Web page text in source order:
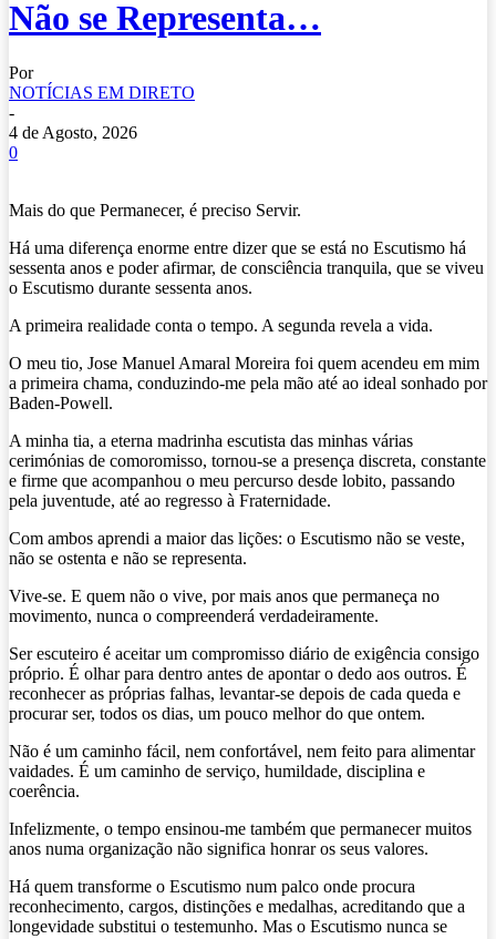
Não se Representa…
Por
NOTÍCIAS EM DIRETO
-
4 de Agosto, 2026
0
Mais do que Permanecer, é preciso Servir.
Há uma diferença enorme entre dizer que se está no Escutismo há
sessenta anos e poder afirmar, de consciência tranquila, que se viveu
o Escutismo durante sessenta anos.
A primeira realidade conta o tempo. A segunda revela a vida.
O meu tio, Jose Manuel Amaral Moreira foi quem acendeu em mim
a primeira chama, conduzindo-me pela mão até ao ideal sonhado por
Baden-Powell.
A minha tia, a eterna madrinha escutista das minhas várias
cerimónias de comoromisso, tornou-se a presença discreta, constante
e firme que acompanhou o meu percurso desde lobito, passando
pela juventude, até ao regresso à Fraternidade.
Com ambos aprendi a maior das lições: o Escutismo não se veste,
não se ostenta e não se representa.
Vive-se. E quem não o vive, por mais anos que permaneça no
movimento, nunca o compreenderá verdadeiramente.
Ser escuteiro é aceitar um compromisso diário de exigência consigo
próprio. É olhar para dentro antes de apontar o dedo aos outros. É
reconhecer as próprias falhas, levantar-se depois de cada queda e
procurar ser, todos os dias, um pouco melhor do que ontem.
Não é um caminho fácil, nem confortável, nem feito para alimentar
vaidades. É um caminho de serviço, humildade, disciplina e
coerência.
Infelizmente, o tempo ensinou-me também que permanecer muitos
anos numa organização não significa honrar os seus valores.
Há quem transforme o Escutismo num palco onde procura
reconhecimento, cargos, distinções e medalhas, acreditando que a
longevidade substitui o testemunho. Mas o Escutismo nunca se